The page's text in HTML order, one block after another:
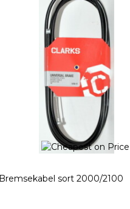
Bremsekabel sort 2000/2100